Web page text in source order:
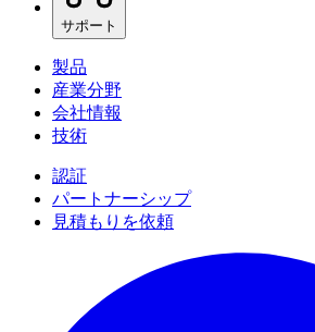
サポート
製品
産業分野
会社情報
技術
認証
パートナーシップ
見積もりを依頼